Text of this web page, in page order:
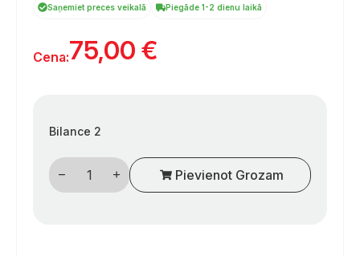
Saņemiet preces veikalā Piegāde 1-2 dienu laikā
Cena:75,00 €
Bilance 2
Votronic
bakelio
elektrodas
Pievienot Grozam